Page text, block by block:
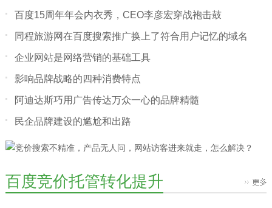
百度15周年年会内衣秀，CEO李彦宏穿战袍击鼓
同程旅游网在百度搜索推广换上了符合用户记忆的域名
企业网站是网络营销的基础工具
影响品牌战略的四种消费特点
阿迪达斯巧用广告传达万众一心的品牌精髓
民企品牌建设的尴尬和出路
百度竞价托管转化提升